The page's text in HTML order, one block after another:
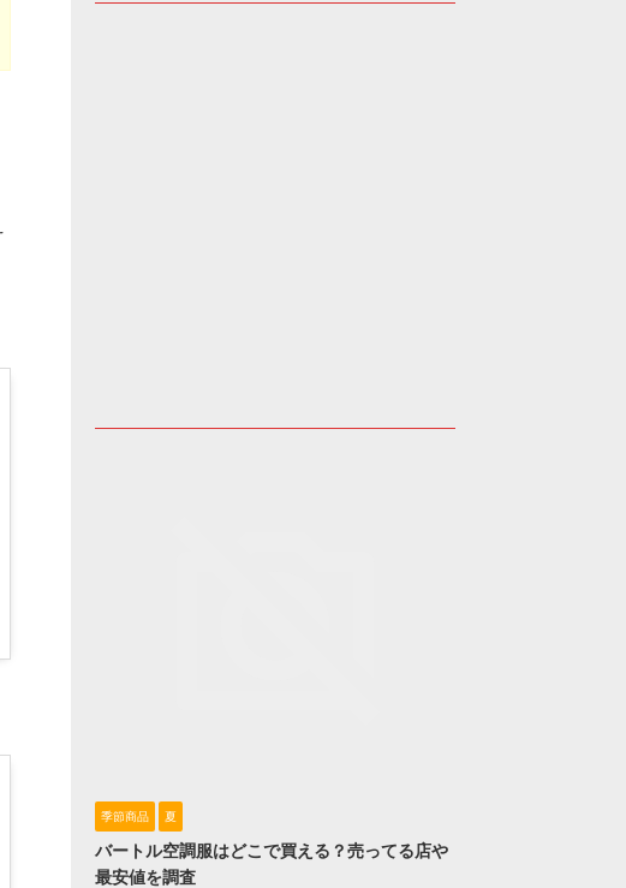
季節商品 夏
バートル空調服はどこで買える？売ってる店や
最安値を調査